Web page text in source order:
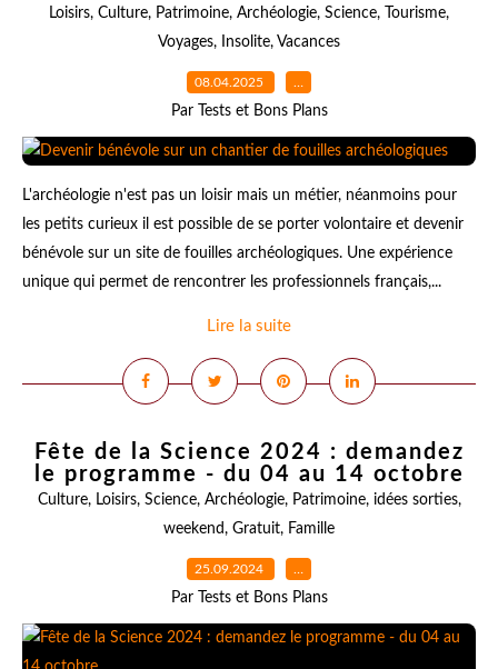
Loisirs, Culture, Patrimoine, Archéologie, Science, Tourisme,
Voyages, Insolite, Vacances
08.04.2025 …
Par Tests et Bons Plans
L'archéologie n'est pas un loisir mais un métier, néanmoins pour
les petits curieux il est possible de se porter volontaire et devenir
bénévole sur un site de fouilles archéologiques. Une expérience
unique qui permet de rencontrer les professionnels français,...
Lire la suite
Fête de la Science 2024 : demandez
le programme - du 04 au 14 octobre
Culture, Loisirs, Science, Archéologie, Patrimoine, idées sorties,
weekend, Gratuit, Famille
25.09.2024 …
Par Tests et Bons Plans